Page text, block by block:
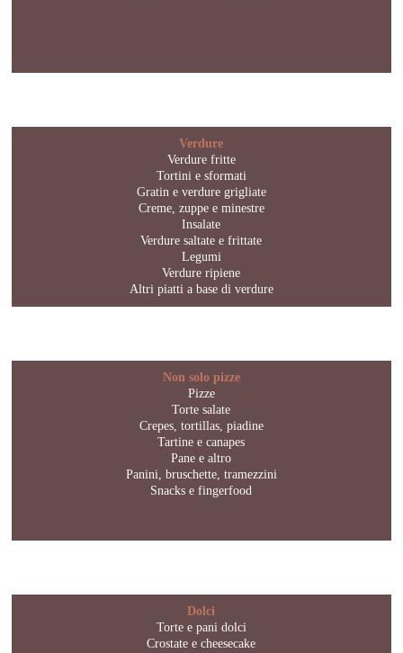
Verdure
Verdure fritte
Tortini e sformati
Gratin e verdure grigliate
Creme, zuppe e minestre
Insalate
Verdure saltate e frittate
Legumi
Verdure ripiene
Altri piatti a base di verdure
Non solo pizze
Pizze
Torte salate
Crepes, tortillas, piadine
Tartine e canapes
Pane e altro
Panini, bruschette, tramezzini
Snacks e fingerfood
Dolci
Torte e pani dolci
Crostate e cheesecake